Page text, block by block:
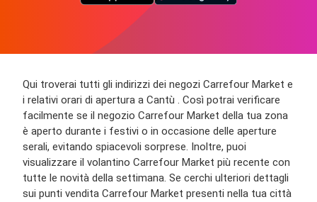
Qui troverai tutti gli indirizzi dei negozi Carrefour Market e
i relativi orari di apertura a Cantù . Così potrai verificare
facilmente se il negozio Carrefour Market della tua zona
è aperto durante i festivi o in occasione delle aperture
serali, evitando spiacevoli sorprese. Inoltre, puoi
visualizzare il volantino Carrefour Market più recente con
tutte le novità della settimana. Se cerchi ulteriori dettagli
sui punti vendita Carrefour Market presenti nella tua città